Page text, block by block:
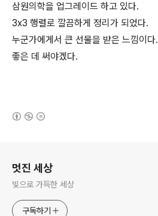
삼원의학을 업그레이드 하고 있다.
3x3 행렬로 깔끔하게 정리가 되었다.
누군가에게서 큰 선물을 받은 느낌이다.
좋은 데 써야겠다.
멋진 세상
빛으로 가득한 세상
구독하기